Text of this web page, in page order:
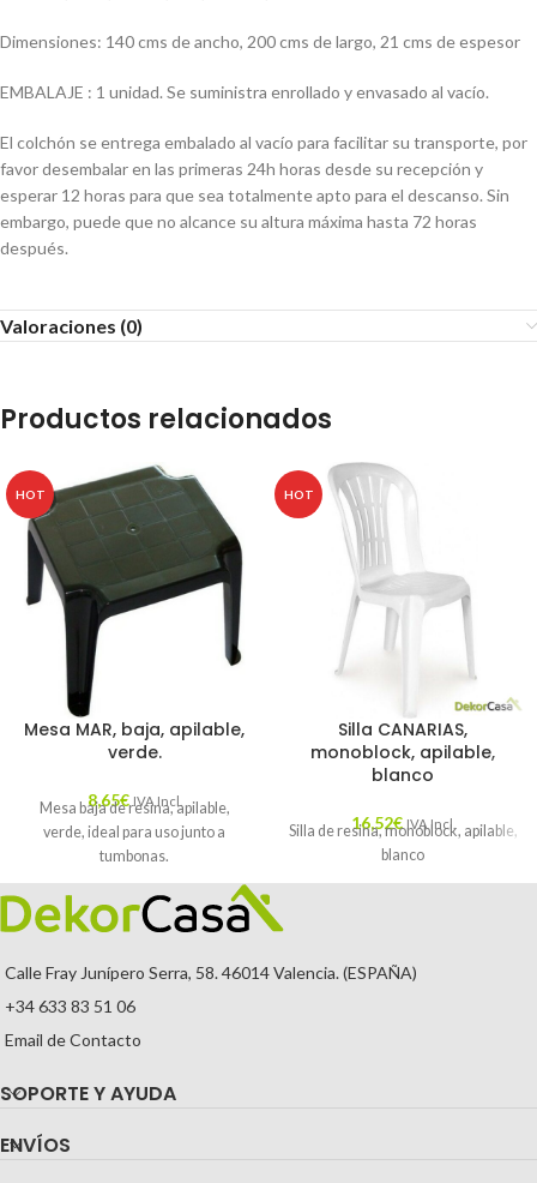
Dimensiones: 140 cms de ancho, 200 cms de largo, 21 cms de espesor
EMBALAJE : 1 unidad. Se suministra enrollado y envasado al vacío.
El colchón se entrega embalado al vacío para facilitar su transporte, por
favor desembalar en las primeras 24h horas desde su recepción y
esperar 12 horas para que sea totalmente apto para el descanso. Sin
embargo, puede que no alcance su altura máxima hasta 72 horas
después.
Valoraciones (0)
Productos relacionados
HOT
Mesa MAR, baja, apilable,
verde.
8,65€ IVA Incl.
Mesa baja de resina, apilable,
verde, ideal para uso junto a
tumbonas.
HOT
Silla CANARIAS,
monoblock, apilable,
blanco
16,52€ IVA Incl.
Silla de resina, monoblock, apilable,
blanco
Calle Fray Junípero Serra, 58. 46014 Valencia. (ESPAÑA)
+34 633 83 51 06
Email de Contacto
SOPORTE Y AYUDA
ENVÍOS